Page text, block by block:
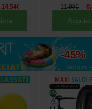
14,54€ 11,90€ 8,
fino al
-45%
Vedi tutto »